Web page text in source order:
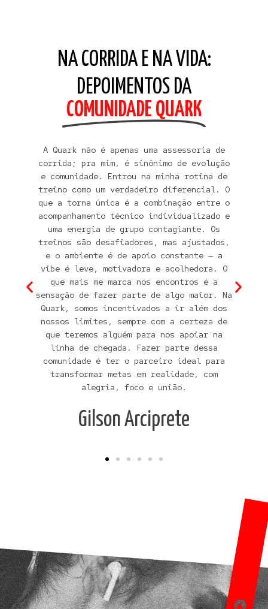
NA CORRIDA E NA VIDA:
DEPOIMENTOS DA
COMUNIDADE QUARK
A Quark não é apenas uma assessoria de
corrida; pra mim, é sinônimo de evolução
e comunidade. Entrou na minha rotina de
treino como um verdadeiro diferencial. O
que a torna única é a combinação entre o
acompanhamento técnico individualizado e
uma energia de grupo contagiante. Os
treinos são desafiadores, mas ajustados,
e o ambiente é de apoio constante — a
vibe é leve, motivadora e acolhedora. O
que mais me marca nos encontros é a
sensação de fazer parte de algo maior. Na
Quark, somos incentivados a ir além dos
nossos limites, sempre com a certeza de
que teremos alguém para nos apoiar na
linha de chegada. Fazer parte dessa
comunidade é ter o parceiro ideal para
transformar metas em realidade, com
alegria, foco e união.
Gilson Arciprete